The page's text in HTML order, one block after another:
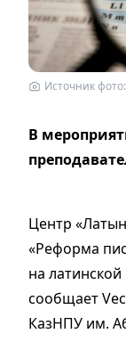
Источник
В
Центр
«Реформа
на
сообщает
КазНПУ им.